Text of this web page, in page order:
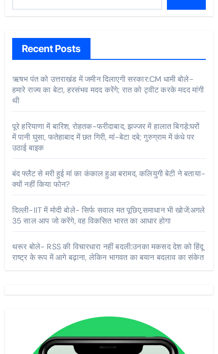
Recent Posts
ऋषभ पंत को उत्तराखंड में जमीन दिलाएगी सरकार:CM धामी बोले-
हमारे राज्य का बेटा, हरसंभव मदद करेंगे; रात को ट्वीट करके मदद मांगी
थी
पूरे हरियाणा में बारिश, रोहतक-फरीदाबाद, झज्जर में हालात बिगड़े:घरों
में पानी घुसा, फतेहाबाद में छत गिरी, मां-बेटा दबे; गुरुग्राम में कंधे पर
उठाई बाइक
बंद फ्लैट से मरी हुई मां का कंकाल हुआ बरामद, कलियुगी बेटी ने बताया-
क्यों नहीं किया फोन?
दिल्ली-IIT में मोदी बोले- सिर्फ सवाल मत पूछिए,समाधान भी खोजें:अगले
35 साल आप जो करेंगे, वह विकसित भारत का आधार होगा
थरूर बोले- RSS की विचारधारा नहीं बदली:उनका मकसद देश को हिंदू
राष्ट्र के रूप में आगे बढ़ाना, लेकिन भागवत का बयान बदलाव का संकेत